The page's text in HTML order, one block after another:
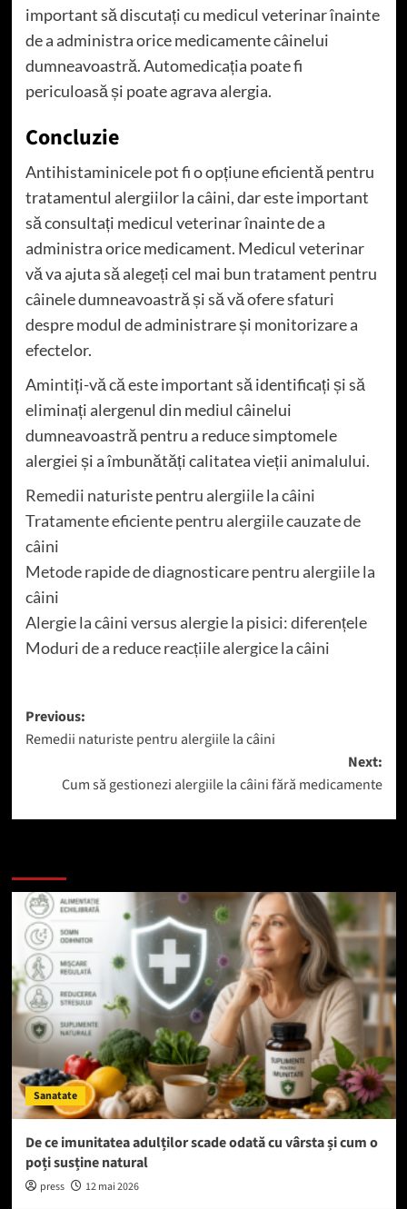
important să discutați cu medicul veterinar înainte
de a administra orice medicamente câinelui
dumneavoastră. Automedicația poate fi
periculoasă și poate agrava alergia.
Concluzie
Antihistaminicele pot fi o opțiune eficientă pentru
tratamentul alergiilor la câini, dar este important
să consultați medicul veterinar înainte de a
administra orice medicament. Medicul veterinar
vă va ajuta să alegeți cel mai bun tratament pentru
câinele dumneavoastră și să vă ofere sfaturi
despre modul de administrare și monitorizare a
efectelor.
Amintiți-vă că este important să identificați și să
eliminați alergenul din mediul câinelui
dumneavoastră pentru a reduce simptomele
alergiei și a îmbunătăți calitatea vieții animalului.
Remedii naturiste pentru alergiile la câini
Tratamente eficiente pentru alergiile cauzate de
câini
Metode rapide de diagnosticare pentru alergiile la
câini
Alergie la câini versus alergie la pisici: diferențele
Moduri de a reduce reacțiile alergice la câini
Post
navigation
Previous:
Remedii naturiste pentru alergiile la câini
Next:
Cum să gestionezi alergiile la câini fără medicamente
Sanatate
De ce imunitatea adulților scade odată cu vârsta și cum o
poți susține natural
press 12 mai 2026